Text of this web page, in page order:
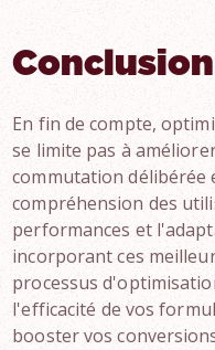
Conclusion
En fin de compte,
se limite pas à
commutation délibérée
compréhension des
performances et
incorporant ces
processus
l'efficacité de vos
booster vos